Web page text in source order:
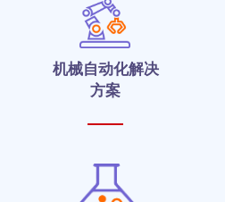
机械自动化解决
方案